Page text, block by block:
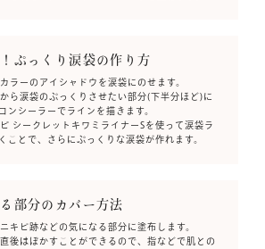
ぷっくり涙袋の作り方
ラーのアイシャドウを涙袋にのせます。
ら涙袋のぷっくりさせたい部分(下半分ほど)に
ンシーラーでラインを描きます。
シークレットキワミライナーSを使って涙袋ラ
ことで、さらにぷっくりな涙袋が作れます。
部分のカバー方法
キビ跡などの気になる部分に塗布します。
後はぼかすことができるので、指などで肌との